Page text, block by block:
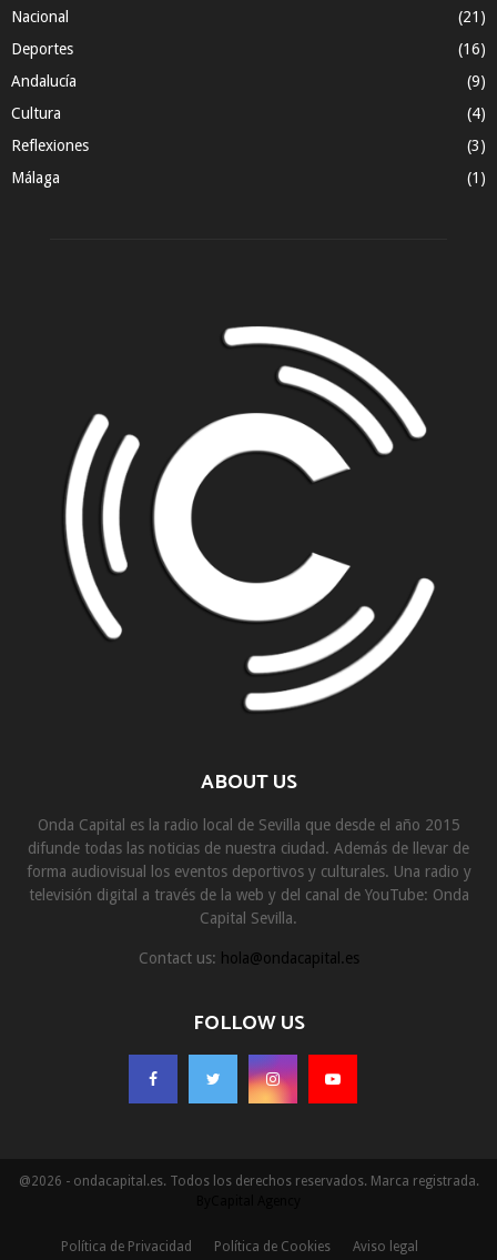
Nacional
(21)
Deportes
(16)
Andalucía
(9)
Cultura
(4)
Reflexiones
(3)
Málaga
(1)
ABOUT US
Onda Capital es la radio local de Sevilla que desde el año 2015
difunde todas las noticias de nuestra ciudad. Además de llevar de
forma audiovisual los eventos deportivos y culturales. Una radio y
televisión digital a través de la web y del canal de YouTube: Onda
Capital Sevilla.
Contact us: hola@ondacapital.es
FOLLOW US
@2026 - ondacapital.es. Todos los derechos reservados. Marca registrada.
Política de Privacidad Política de Cookies Aviso legal